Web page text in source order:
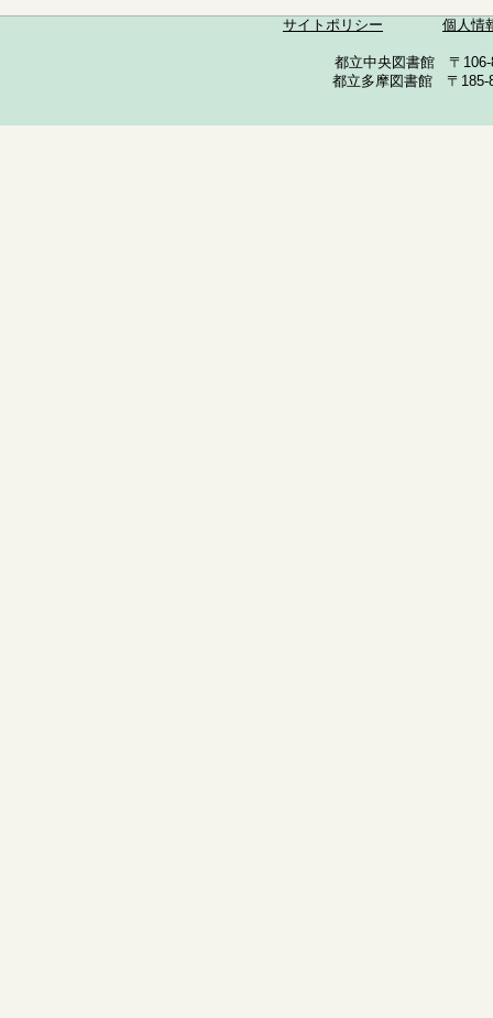
サイトポリシー 個人情
都立中央図書館 〒
都立多摩図書館 〒185-